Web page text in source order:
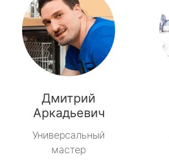
Дмитрий
Аркадьевич
Универсальный
мастер